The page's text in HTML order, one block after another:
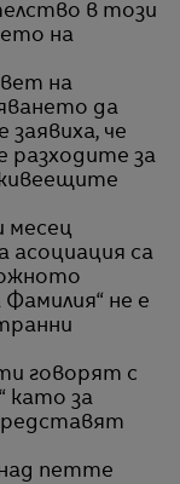
в този
на
на
да
заявиха, че
разходите за
месец
асоциация са
не е
говорят с
като за
над петте